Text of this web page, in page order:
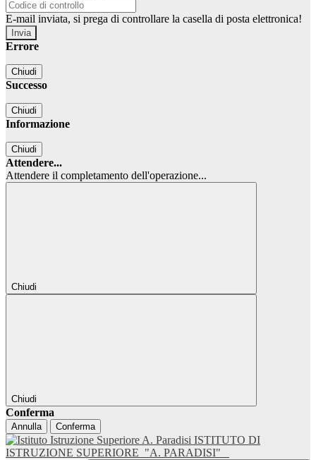
E-mail inviata, si prega di controllare la casella di posta elettronica!
Errore
Chiudi
Successo
Chiudi
Informazione
Chiudi
Attendere...
Attendere il completamento dell'operazione...
Chiudi
Chiudi
Conferma
Annulla Conferma
ISTITUTO DI
ISTRUZIONE SUPERIORE "A. PARADISI"